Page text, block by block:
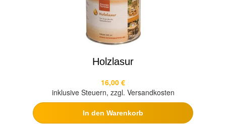
Holzlasur
16,00 €
inklusive Steuern, zzgl. Versandkosten
In den Warenkorb